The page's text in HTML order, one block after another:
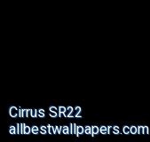
Cirrus SR22
allbestwallpapers.com